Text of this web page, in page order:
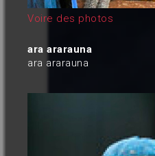
Voire des photos
ara ararauna
ara ararauna